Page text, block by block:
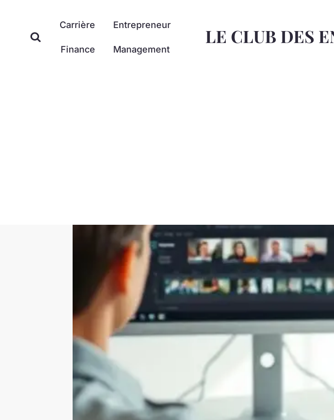
contenu
Carrière Entrepreneur
Finance Management
LE CLUB DES